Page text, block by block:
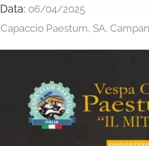
Data: 06/04/2025
Capaccio Paestum, SA,